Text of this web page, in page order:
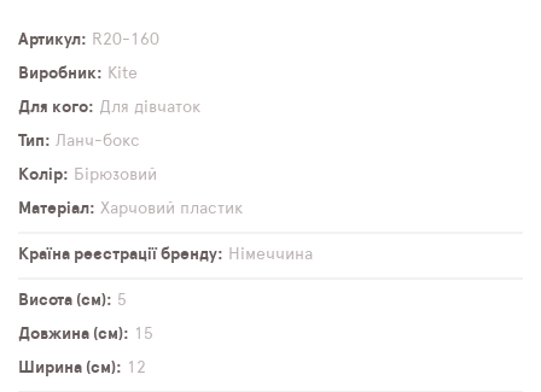
Артикул
R20-160
Виробник
Kite
Для кого
Для дівчаток
Тип
Ланч-бокс
Колір
Бірюзовий
Матеріал
Харчовий пластик
Країна реєстрації бренду Німеччина
Висота (см)
5
Довжина (см)
15
Ширина (см)
12